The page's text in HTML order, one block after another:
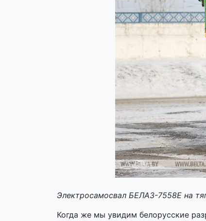
Электросамосвал БЕЛАЗ-7558E на
Когда же мы увидим белорусские